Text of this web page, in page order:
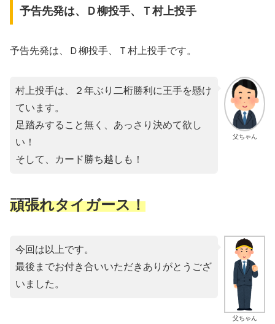
予告先発は、Ｄ柳投手、Ｔ村上投手
予告先発は、Ｄ柳投手、Ｔ村上投手です。
父ちゃん
村上投手は、２年ぶり二桁勝利に王手を懸け
ています。
足踏みすること無く、あっさり決めて欲し
い！
そして、カード勝ち越しも！
頑張れタイガース！
父ちゃん
今回は以上です。
最後までお付き合いいただきありがとうござ
いました。